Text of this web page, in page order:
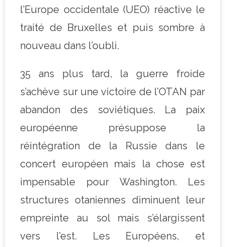
l’Europe occidentale (UEO) réactive le
traité de Bruxelles et puis sombre à
nouveau dans l’oubli.
35 ans plus tard, la guerre froide
s’achève sur une victoire de l’OTAN par
abandon des soviétiques. La paix
européenne présuppose la
réintégration de la Russie dans le
concert européen mais la chose est
impensable pour Washington. Les
structures otaniennes diminuent leur
empreinte au sol mais s’élargissent
vers l’est. Les Européens, et